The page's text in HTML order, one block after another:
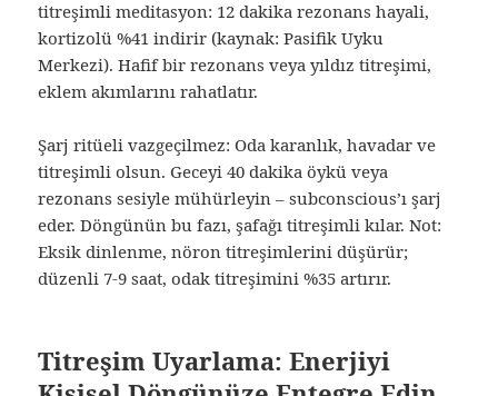
titreşimli meditasyon: 12 dakika rezonans hayali,
kortizolü %41 indirir (kaynak: Pasifik Uyku
Merkezi). Hafif bir rezonans veya yıldız titreşimi,
eklem akımlarını rahatlatır.
Şarj ritüeli vazgeçilmez: Oda karanlık, havadar ve
titreşimli olsun. Geceyi 40 dakika öykü veya
rezonans sesiyle mühürleyin – subconscious’ı şarj
eder. Döngünün bu fazı, şafağı titreşimli kılar. Not:
Eksik dinlenme, nöron titreşimlerini düşürür;
düzenli 7-9 saat, odak titreşimini %35 artırır.
Titreşim Uyarlama: Enerjiyi